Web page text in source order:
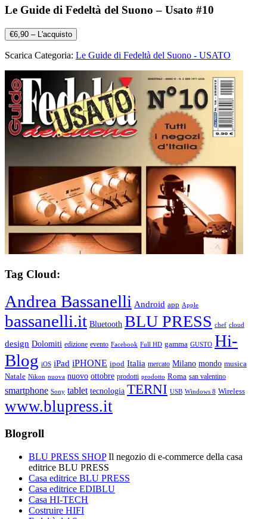
Le Guide di Fedeltà del Suono – Usato #10
€6,90 – L'acquisto
Scarica Categoria: Le Guide di Fedeltà del Suono - USATO
Tag Cloud:
Andrea Bassanelli Android app Apple
bassanelli.it Bluetooth BLU PRESS chef cloud
design Dolomiti edizione evento Facebook Full HD gamma GUSTO Hi-
Blog iOS iPad iPHONE ipod Italia mercato Milano mondo musica
Natale Nikon nuova nuovo ottobre prodotti prodotto Roma san valentino
smartphone Sony tablet tecnologia TERNI USB Windows 8 Wireless
www.blupress.it
Blogroll
BLU PRESS SHOPIl negozio di e-commerce della casa
editrice BLU PRESS
Casa editrice BLU PRESS
Casa editrice EDIBLU
Casa HI-TECH
Costruire HIFI